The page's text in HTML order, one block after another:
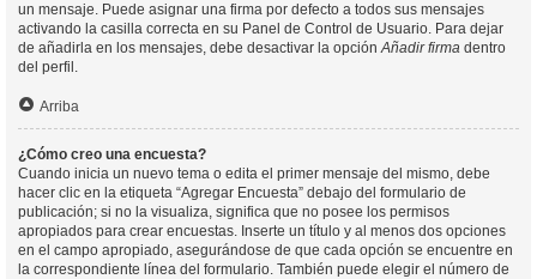
un mensaje. Puede asignar una firma por defecto a todos sus mensajes
activando la casilla correcta en su Panel de Control de Usuario. Para dejar
de añadirla en los mensajes, debe desactivar la opciónAñadir firma dentro
del perfil.
Arriba
¿Cómo creo una encuesta?
Cuando inicia un nuevo tema o edita el primer mensaje del mismo, debe
hacer clic en la etiqueta “Agregar Encuesta” debajo del formulario de
publicación; si no la visualiza, significa que no posee los permisos
apropiados para crear encuestas. Inserte un título y al menos dos opciones
en el campo apropiado, asegurándose de que cada opción se encuentre en
la correspondiente línea del formulario. También puede elegir el número de